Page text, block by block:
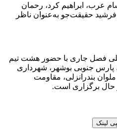
عرب، ابراهیم کرد، رحمان
حقیقت‌جو به‌عنوان ناظر
فصل جاری با حضور هشت تیم
پارس جنوبی بوشهر، شهرداری
بندرانزلی، مقاومت
برگزاری است.
لینک